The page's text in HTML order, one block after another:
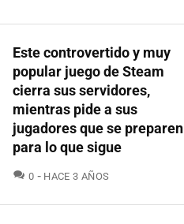
Este controvertido y muy
popular juego de Steam
cierra sus servidores,
mientras pide a sus
jugadores que se preparen
para lo que sigue
0 COMENTARIOS
HACE 3 AÑOS